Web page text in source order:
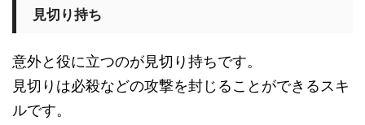
見切り持ち
意外と役に立つのが見切り持ちです。
見切りは必殺などの攻撃を封じることができるスキ
ルです。